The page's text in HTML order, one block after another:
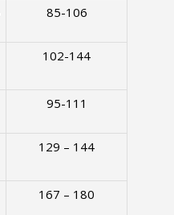
85-106
102-144
95-111
129 – 144
167 – 180